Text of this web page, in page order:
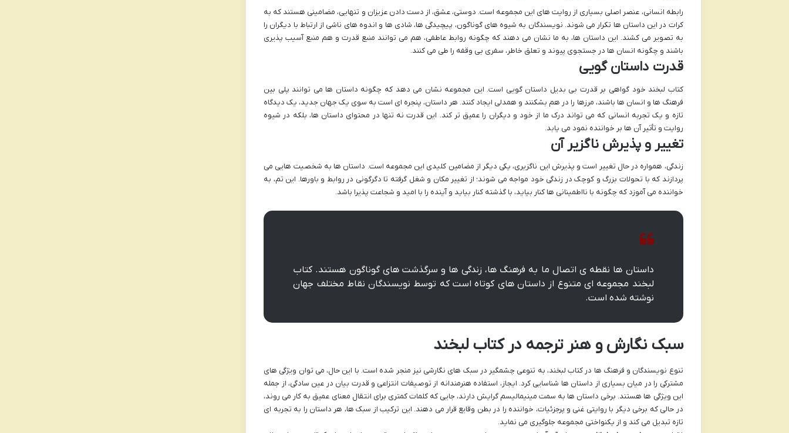
رابطه انسانی، عنصر اصلی بسیاری از روایت های این مجموعه است. دوستی، عشق، از دست دادن عزیزان و تنهایی، مضامینی هستند که به
کرات در این داستان ها تکرار می شوند. نویسندگان به شیوه های گوناگون، پیچیدگی ها، شادی ها و اندوه های ناشی از ارتباط با دیگران را
به تصویر می کشند. این داستان ها، به ما نشان می دهند که چگونه روابط عاطفی، هم می توانند منبع قدرت و هم منبع آسیب پذیری
باشند و چگونه انسان ها در جستجوی پیوند و تعلق خاطر، سفری بی وقفه را طی می کنند.
قدرت داستان گویی
کتاب لبخند خود گواهی بر قدرت بی بدیل داستان گویی است. این مجموعه نشان می دهد که چگونه داستان ها می توانند پلی بین
فرهنگ ها و انسان ها باشند، مرزها را در هم بشکنند و همدلی ایجاد کنند. هر داستان، پنجره ای است به سوی یک جهان جدید، یک دیدگاه
تازه و یک تجربه انسانی که می تواند درک ما از خود و دیگران را عمیق تر کند. این قدرت نه تنها در محتوای داستان ها، بلکه در شیوه
روایت و تأثیر آن ها بر خواننده نمود می یابد.
تغییر و پذیرش ناگزیر آن
زندگی، همواره در حال تغییر است و پذیرش این ناگزیری، یکی دیگر از مضامین کلیدی این مجموعه است. داستان ها به شخصیت هایی می
پردازند که با تحولات بزرگ و کوچک در زندگی خود مواجه می شوند؛ از تغییر مکان و شغل گرفته تا دگرگونی در روابط و باورها. این تم، به
خواننده می آموزد که چگونه با نااطمینانی ها کنار بیاید، با گذشته کنار بیاید و آینده را با امید و شجاعت پذیرا باشد.
داستان ها نقطه ی اتصال ما به فرهنگ ها، زندگی ها و سرگذشت های گوناگون هستند. کتاب
لبخند مجموعه ای متنوع از داستان های کوتاه است که توسط نویسندگان نقاط مختلف جهان
نوشته شده است.
سبک نگارش و هنر ترجمه در کتاب لبخند
تنوع نویسندگان و فرهنگ ها در کتاب لبخند، به تنوعی چشمگیر در سبک های نگارشی نیز منجر شده است. با این حال، می توان ویژگی های
مشترکی را در میان بسیاری از داستان ها شناسایی کرد. ایجاز، استفاده هنرمندانه از توصیفات انتزاعی و قدرت بیان در عین سادگی، از جمله
این ویژگی ها هستند. برخی داستان ها به سمت مینیمالیسم گرایش دارند، جایی که کلمات کمتری برای انتقال معنای عمیق به کار می روند،
در حالی که برخی دیگر با روایتی غنی و پرجزئیات، خواننده را در بطن وقایع قرار می دهند. این ترکیب از سبک ها، هر داستان را به تجربه ای
تازه تبدیل می کند و از یکنواختی مجموعه جلوگیری می نماید.